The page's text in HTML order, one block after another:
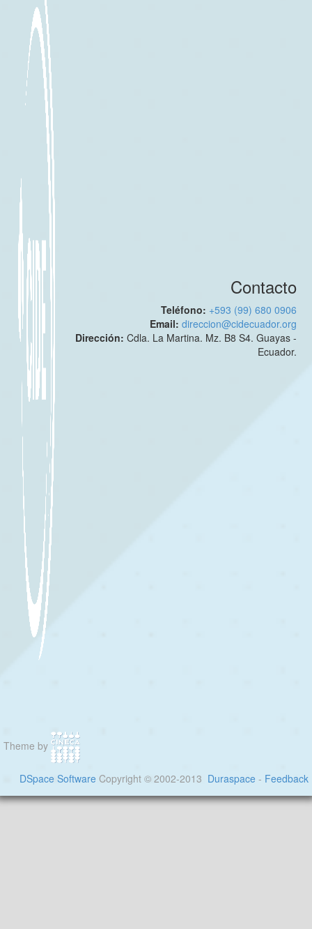
Contacto
Teléfono: +593 (99) 680 0906
Email:direccion@cidecuador.org
Dirección:Cdla. La Martina. Mz. B8 S4. Guayas -
Ecuador.
Theme by
DSpace Software Copyright © 2002-2013 Duraspace - Feedback